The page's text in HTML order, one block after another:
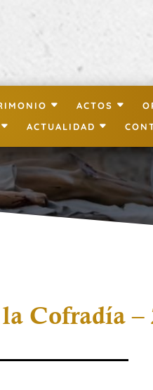
ACTOS
ACTUALIDAD
Cofradía –